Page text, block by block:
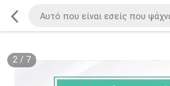
2/ 7